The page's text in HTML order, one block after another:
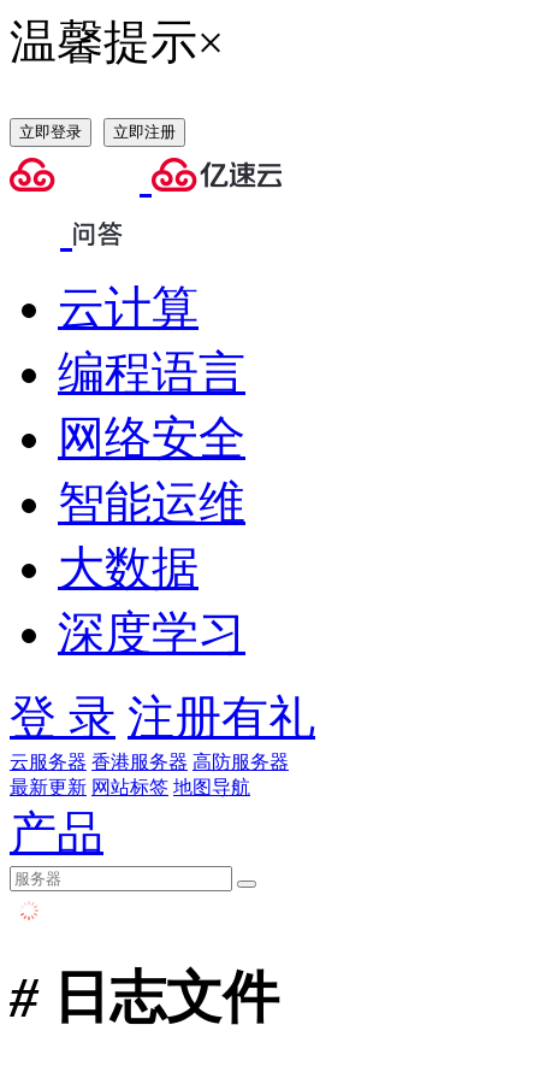
温馨提示×
立即登录 立即注册
云计算
编程语言
网络安全
智能运维
大数据
深度学习
登 录 注册有礼
云服务器 香港服务器 高防服务器
最新更新 网站标签 地图导航
产品
#日志文件